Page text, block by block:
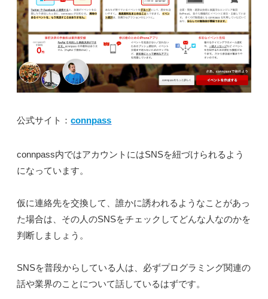
公式サイト：connpass
connpass内ではアカウントにはSNSを紐づけられるよう
になっています。
仮に連絡先を交換して、誰かに誘われるようなことがあっ
た場合は、その人のSNSをチェックしてどんな人なのかを
判断しましょう。
SNSを普段からしている人は、必ずプログラミング関連の
話や業界のことについて話しているはずです。